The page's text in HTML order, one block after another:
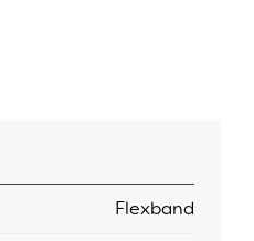
Flexband